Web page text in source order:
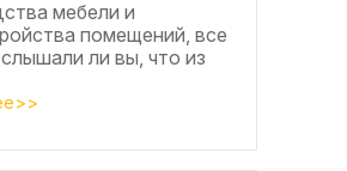
мебели и
помещений, все
ли вы, что из
красивые
Удивительно, но